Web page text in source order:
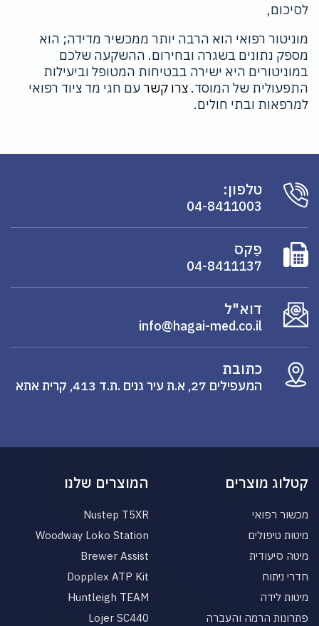
לסיכום,
מוניטור רפואי הוא הרבה יותר ממכשיר מדידה; הוא
מספק נתונים בשגרה ובחירום. ההשקעה שלכם
במוניטורים היא ישירה בבטיחות המטופל וביעילות
התפעולית של המוסד. צרו קשרעם חגי מד ציוד רפואי
למרפאות ובתי חולים.
טלפון:
04-8411003
פַקס
04-8411137
דוא"ל
info@hagai-med.co.il
כתובת
המעפילים 27, א.ת עיר גנים .ת.ד 413, קרית אתא
קטלוג מוצרים
מכשור רפואי
מיטות טיפולים
מיטה סיעודית
חדרי ניתוח
מיטות לידה
פתרונות הרמה והעברה
המוצרים שלנו
Nustep T5XR
Woodway Loko Station
Brewer Assist
Dopplex ATP Kit
Huntleigh TEAM
Lojer SC440